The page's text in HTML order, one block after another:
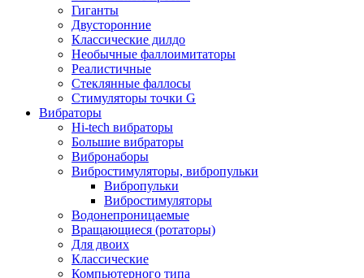
Гиганты
Двусторонние
Классические дилдо
Необычные фаллоимитаторы
Реалистичные
Стеклянные фаллосы
Стимуляторы точки G
Вибраторы
Hi-tech вибраторы
Большие вибраторы
Вибронаборы
Вибростимуляторы, вибропульки
Вибропульки
Вибростимуляторы
Водонепроницаемые
Вращающиеся (ротаторы)
Для двоих
Классические
Компьютерного типа